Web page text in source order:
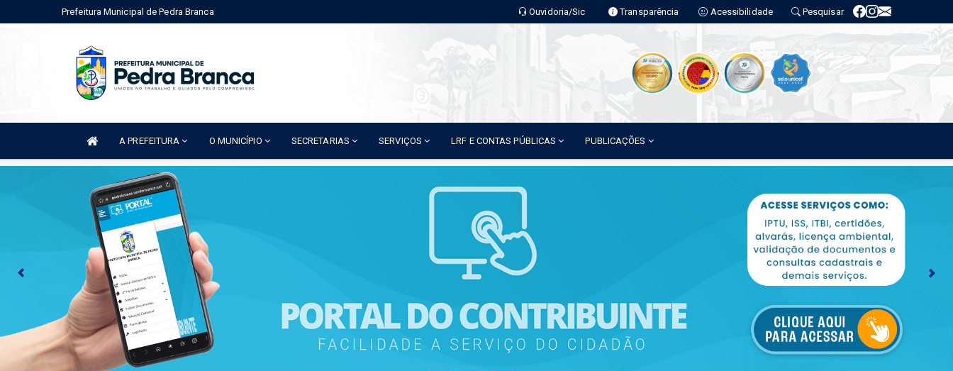
Prefeitura Municipal de Pedra Branca Ouvidoria/Sic Transparência Acessibilidade Pesquisar
A PREFEITURA O MUNICÍPIO SECRETARIAS SERVIÇOS LRF E CONTAS PÚBLICAS PUBLICAÇÕES